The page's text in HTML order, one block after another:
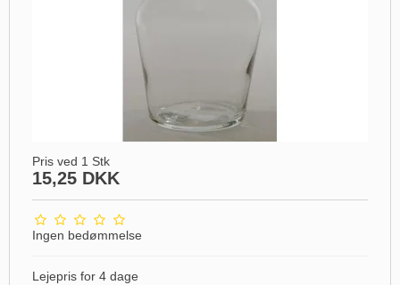
Pris ved 1 Stk
15,25 DKK
Ingen bedømmelse
Lejepris for 4 dage